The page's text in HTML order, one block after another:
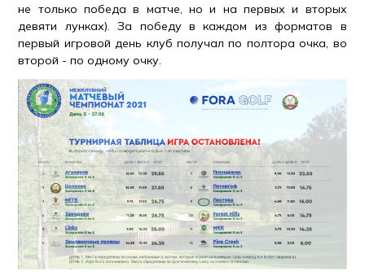
не только победа в матче, но и на первых и вторых
девяти лунках). За победу в каждом из форматов в
первый игровой день клуб получал по полтора очка, во
второй - по одному очку.